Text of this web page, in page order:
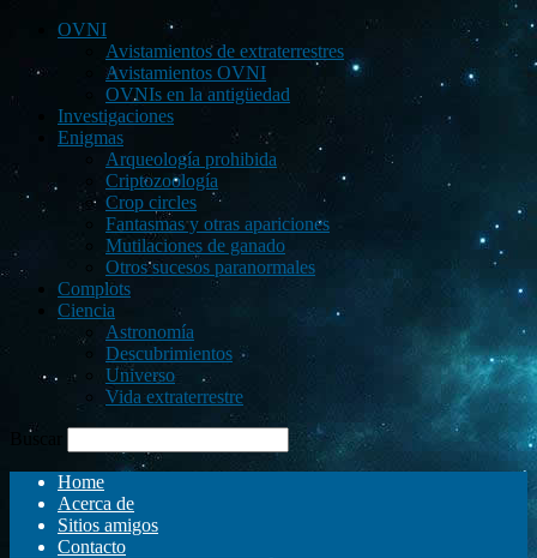
OVNI
Avistamientos de extraterrestres
Avistamientos OVNI
OVNIs en la antigüedad
Investigaciones
Enigmas
Arqueología prohibida
Criptozoología
Crop circles
Fantasmas y otras apariciones
Mutilaciones de ganado
Otros sucesos paranormales
Complots
Ciencia
Astronomía
Descubrimientos
Universo
Vida extraterrestre
Buscar
Home
Acerca de
Sitios amigos
Contacto